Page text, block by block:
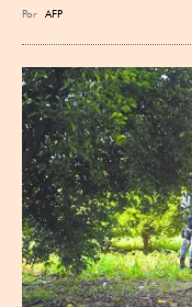
Por AFP